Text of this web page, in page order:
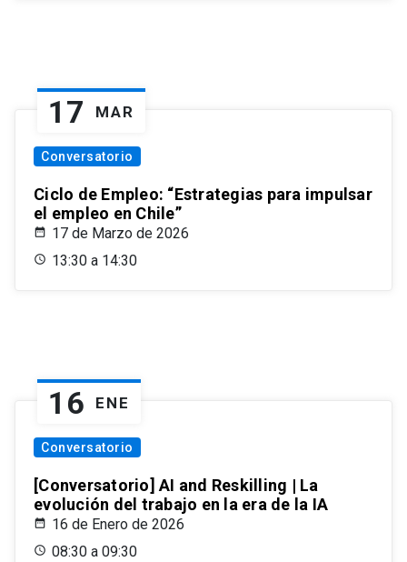
17 MAR
Conversatorio
Ciclo de Empleo: “Estrategias para impulsar
el empleo en Chile”
17 de Marzo de 2026
13:30 a 14:30
16 ENE
Conversatorio
[Conversatorio] AI and Reskilling | La
evolución del trabajo en la era de la IA
16 de Enero de 2026
08:30 a 09:30